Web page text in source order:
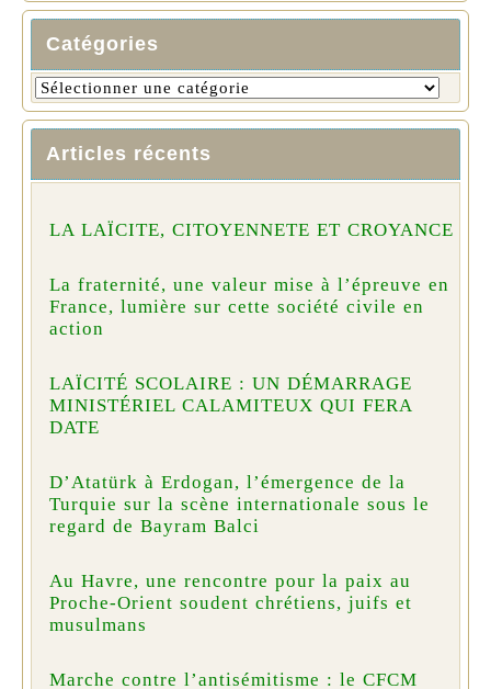
Catégories
Articles récents
LA LAÏCITE, CITOYENNETE ET CROYANCE
La fraternité, une valeur mise à l’épreuve en
France, lumière sur cette société civile en
action
LAÏCITÉ SCOLAIRE : UN DÉMARRAGE
MINISTÉRIEL CALAMITEUX QUI FERA
DATE
D’Atatürk à Erdogan, l’émergence de la
Turquie sur la scène internationale sous le
regard de Bayram Balci
Au Havre, une rencontre pour la paix au
Proche-Orient soudent chrétiens, juifs et
musulmans
Marche contre l’antisémitisme : le CFCM